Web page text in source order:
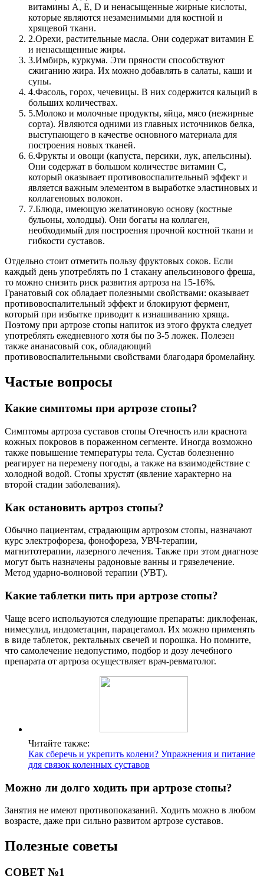
витамины А, Е, D и ненасыщенные жирные кислоты,
которые являются незаменимыми для костной и
хрящевой ткани.
2.Орехи, растительные масла. Они содержат витамин Е
и ненасыщенные жиры.
3.Имбирь, куркума. Эти пряности способствуют
сжиганию жира. Их можно добавлять в салаты, каши и
супы.
4.Фасоль, горох, чечевицы. В них содержится кальций в
больших количествах.
5.Молоко и молочные продукты, яйца, мясо (нежирные
сорта). Являются одними из главных источников белка,
выступающего в качестве основного материала для
построения новых тканей.
6.Фрукты и овощи (капуста, персики, лук, апельсины).
Они содержат в большом количестве витамин С,
который оказывает противовоспалительный эффект и
является важным элементом в выработке эластиновых и
коллагеновых волокон.
7.Блюда, имеющую желатиновую основу (костные
бульоны, холодцы). Они богаты на коллаген,
необходимый для построения прочной костной ткани и
гибкости суставов.
Отдельно стоит отметить пользу фруктовых соков. Если
каждый день употреблять по 1 стакану апельсинового фреша,
то можно снизить риск развития артроза на 15-16%.
Гранатовый сок обладает полезными свойствами: оказывает
противовоспалительный эффект и блокируют фермент,
который при избытке приводит к изнашиванию хряща.
Поэтому при артрозе стопы напиток из этого фрукта следует
употреблять ежедневного хотя бы по 3-5 ложек. Полезен
также ананасовый сок, обладающий
противовоспалительными свойствами благодаря бромелайну.
Частые вопросы
Какие симптомы при артрозе стопы?
Симптомы артроза суставов стопы Отечность или краснота
кожных покровов в пораженном сегменте. Иногда возможно
также повышение температуры тела. Сустав болезненно
реагирует на перемену погоды, а также на взаимодействие с
холодной водой. Стопы хрустят (явление характерно на
второй стадии заболевания).
Как остановить артроз стопы?
Обычно пациентам, страдающим артрозом стопы, назначают
курс электрофореза, фонофореза, УВЧ-терапии,
магнитотерапии, лазерного лечения. Также при этом диагнозе
могут быть назначены радоновые ванны и грязелечение.
Метод ударно-волновой терапии (УВТ).
Какие таблетки пить при артрозе стопы?
Чаще всего используются следующие препараты: диклофенак,
нимесулид, индометацин, парацетамол. Их можно применять
в виде таблеток, ректальных свечей и порошка. Но помните,
что самолечение недопустимо, подбор и дозу лечебного
препарата от артроза осуществляет врач-ревматолог.
Читайте также:
Как сберечь и укрепить колени? Упражнения и питание
для связок коленных суставов
Можно ли долго ходить при артрозе стопы?
Занятия не имеют противопоказаний. Ходить можно в любом
возрасте, даже при сильно развитом артрозе суставов.
Полезные советы
СОВЕТ №1